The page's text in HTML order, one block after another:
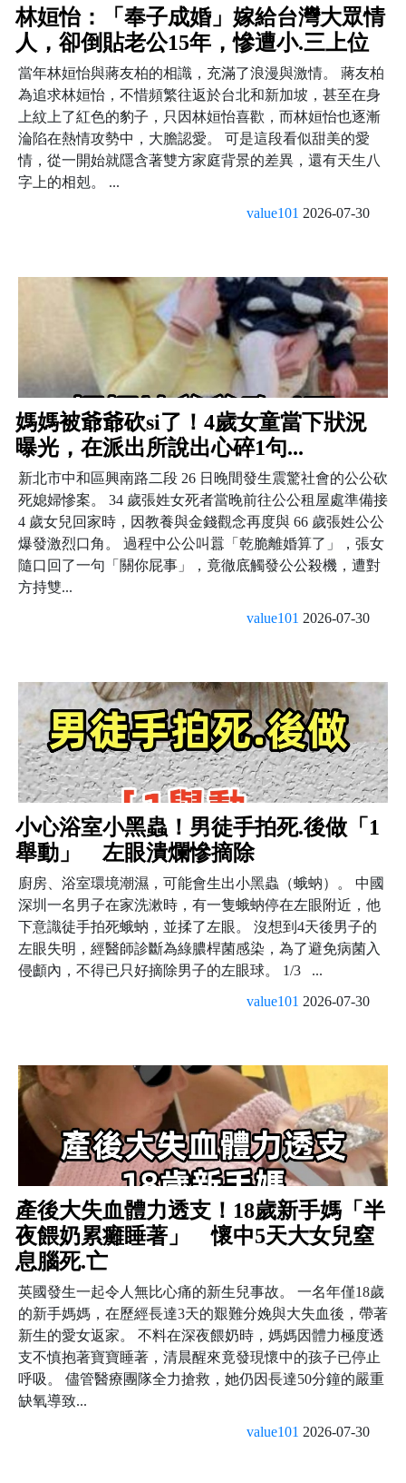
林姮怡：「奉子成婚」嫁給台灣大眾情
人，卻倒貼老公15年，慘遭小.三上位
​ 當年林姮怡與蔣友柏的相識，充滿了浪漫與激情。 蔣友柏
為追求林姮怡，不惜頻繁往返於台北和新加坡，甚至在身
上紋上了紅色的豹子，只因林姮怡喜歡，而林姮怡也逐漸
淪陷在熱情攻勢中，大膽認愛。 可是這段看似甜美的愛
情，從一開始就隱含著雙方家庭背景的差異，還有天生八
字上的相剋。 ...
value101 2026-07-30
媽媽被爺爺砍si了！4歲女童當下狀況
曝光，在派出所說出心碎1句...
新北市中和區興南路二段 26 日晚間發生震驚社會的公公砍
死媳婦慘案。 34 歲張姓女死者當晚前往公公租屋處準備接
4 歲女兒回家時，因教養與金錢觀念再度與 66 歲張姓公公
爆發激烈口角。 過程中公公叫囂「乾脆離婚算了」，張女
隨口回了一句「關你屁事」，竟徹底觸發公公殺機，遭對
方持雙...
value101 2026-07-30
小心浴室小黑蟲！男徒手拍死.後做「1
舉動」 左眼潰爛慘摘除
廚房、浴室環境潮濕，可能會生出小黑蟲（蛾蚋）。 中國
深圳一名男子在家洗漱時，有一隻蛾蚋停在左眼附近，他
下意識徒手拍死蛾蚋，並揉了左眼。 沒想到4天後男子的
左眼失明，經醫師診斷為綠膿桿菌感染，為了避免病菌入
侵顱內，不得已只好摘除男子的左眼球。 1/3 ...
value101 2026-07-30
產後大失血體力透支！18歲新手媽「半
夜餵奶累癱睡著」 懷中5天大女兒窒
息腦死.亡
英國發生一起令人無比心痛的新生兒事故。 一名年僅18歲
的新手媽媽，在歷經長達3天的艱難分娩與大失血後，帶著
新生的愛女返家。 不料在深夜餵奶時，媽媽因體力極度透
支不慎抱著寶寶睡著，清晨醒來竟發現懷中的孩子已停止
呼吸。 儘管醫療團隊全力搶救，她仍因長達50分鐘的嚴重
缺氧導致...
value101 2026-07-30